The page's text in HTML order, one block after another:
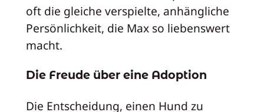
oft die gleiche verspielte, anhängliche
Persönlichkeit, die Max so liebenswert
macht.
Die Freude über eine Adoption
Die Entscheidung, einen Hund zu